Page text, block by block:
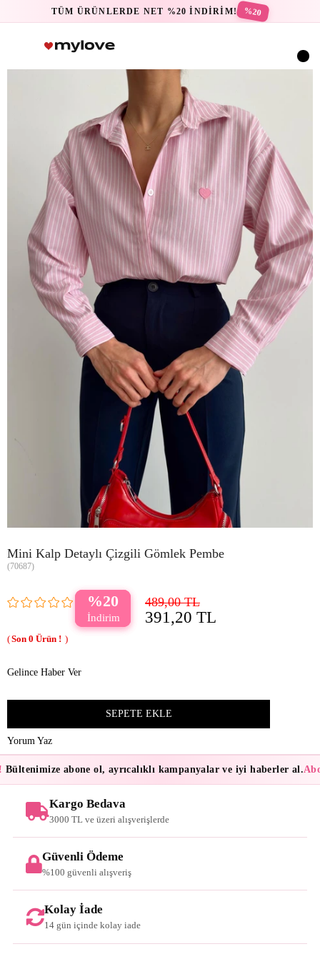
TÜM ÜRÜNLERDE NET %20 İNDİRİM! %20
Mini Kalp Detaylı Çizgili Gömlek Pembe
(70687)
20 489,00 TL
391,20 TL
0
Gelince Haber Ver
Yorum Yaz
Bültenimize abone ol, ayrıcalıklı kampanyalar ve iyi haberler al.
Kargo Bedava
3000 TL ve üzeri alışverişlerde
Güvenli Ödeme
%100 güvenli alışveriş
Kolay İade
14 gün içinde kolay iade